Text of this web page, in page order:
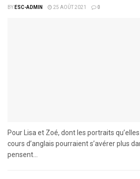
BYESC-ADMIN 25 AOÛT 2021 0
Pour Lisa et Zoé, dont les portraits
cours d’anglais pourraient s’avérer plus
pensent...